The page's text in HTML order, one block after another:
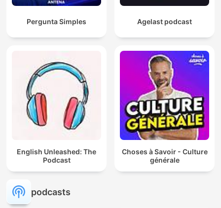
Pergunta Simples Agelast podcast
English Unleashed: The
Podcast
Choses à Savoir - Culture
générale
podcasts